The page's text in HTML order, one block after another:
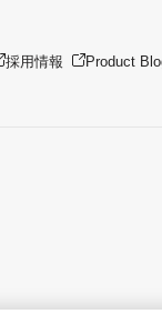
採用情報 Product